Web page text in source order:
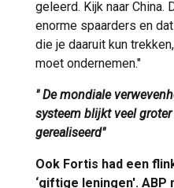
geleerd. Kijk naar China.
enorme spaarders en
die je daaruit kun
moet ondernemen."
" De mondiale
systeem blijkt veel
gerealiseerd"
Ook Fortis had een
‘giftige leningen'.